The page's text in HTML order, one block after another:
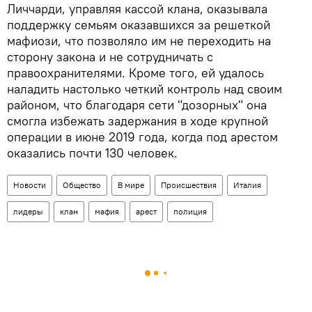
Личчарди, управляя кассой клана, оказывала
поддержку семьям оказавшихся за решеткой
мафиози, что позволяло им не переходить на
сторону закона и не сотрудничать с
правоохранителями. Кроме того, ей удалось
наладить настолько четкий контроль над своим
районом, что благодаря сети "дозорных" она
смогла избежать задержания в ходе крупной
операции в июне 2019 года, когда под арестом
оказались почти 130 человек.
Новости Общество В мире Происшествия Италия
лидеры клан мафия арест полиция